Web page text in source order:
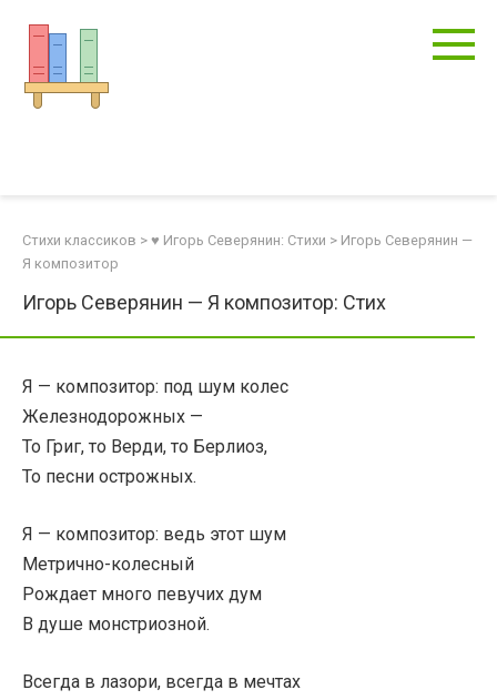
контенту
Стихи классиков > ♥ Игорь Северянин: Стихи > Игорь Северянин —
Я композитор
Игорь Северянин — Я композитор: Стих
Я — композитор: под шум колес
Железнодорожных —
То Григ, то Верди, то Берлиоз,
То песни острожных.
Я — композитор: ведь этот шум
Метрично-колесный
Рождает много певучих дум
В душе монстриозной.
Всегда в лазори, всегда в мечтах